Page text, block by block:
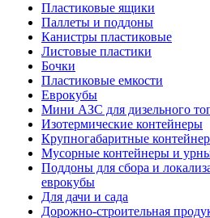
Пластиковые ящики
Паллеты и поддоны
Канистры пластиковые
Листовые пластики
Бочки
Пластиковые емкости
Еврокубы
Мини АЗС для дизельного
Изотермические контейнеры
Крупногабаритные
Мусорные контейнеры и
Поддоны для сбора и
еврокубы
Для дачи и сада
Дорожно-строительная